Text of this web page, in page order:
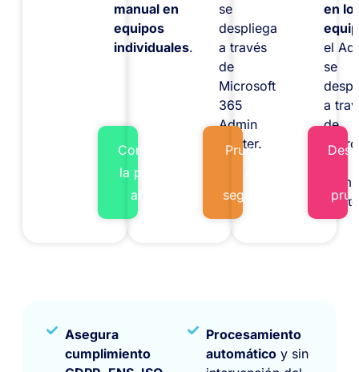
manual en
equipos
individuales.
Comienza
la prueba
ahora
se
despliega
a través
de
Microsoft
365
Admin
Center.
Pruébalo
segundos
en
el
se
a
de
Asegura
cumplimiento
Procesamiento
automáticoy sin